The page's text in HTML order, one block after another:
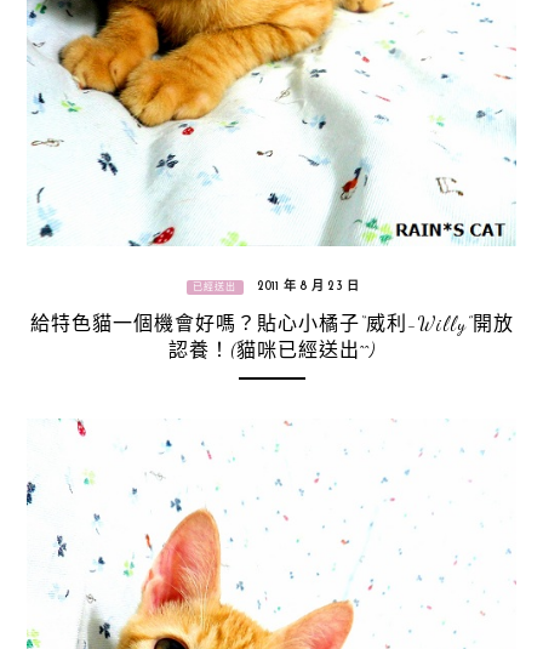
已經送出 2011 年 8 月 23 日
給特色貓一個機會好嗎？貼心小橘子“威利-Willy”開放
認養！(貓咪已經送出^^)